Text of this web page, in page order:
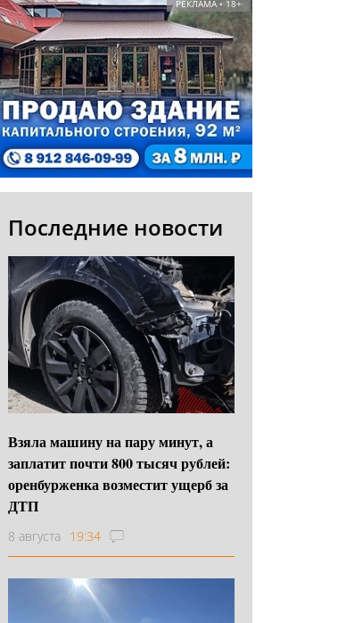
РЕКЛАМА • 18+
Последние новости
Взяла машину на пару минут, а
заплатит почти 800 тысяч рублей:
оренбурженка возместит ущерб за
ДТП
8 августа 19:34